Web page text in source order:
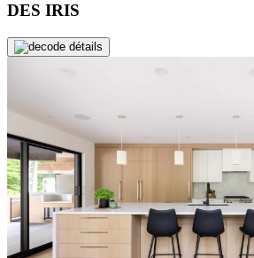
DES IRIS
de détails